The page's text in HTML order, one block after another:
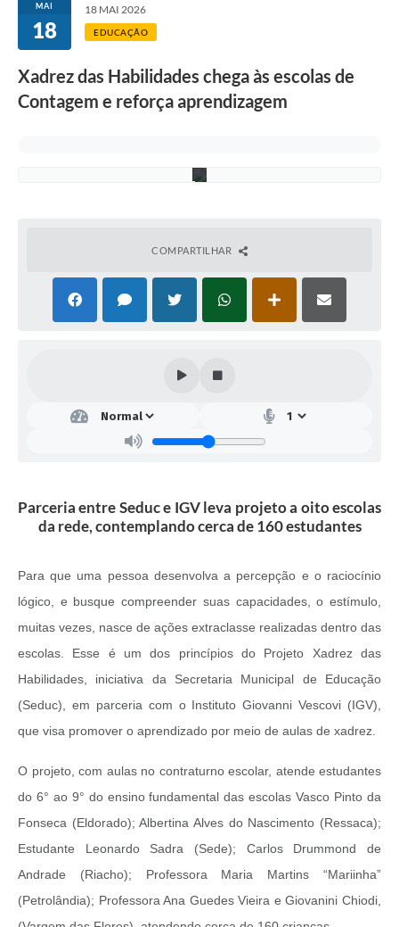
MAI
18
18 MAI 2026
EDUCAÇÃO
Xadrez das Habilidades chega às escolas de
Contagem e reforça aprendizagem
i
a
COMPARTILHAR
Parceria entre Seduc e IGV leva projeto a oito escolas
da rede, contemplando cerca de 160 estudantes
Para que uma pessoa desenvolva a percepção e o raciocínio
lógico, e busque compreender suas capacidades, o estímulo,
muitas vezes, nasce de ações extraclasse realizadas dentro das
escolas. Esse é um dos princípios do Projeto Xadrez das
Habilidades, iniciativa da Secretaria Municipal de Educação
(Seduc), em parceria com o Instituto Giovanni Vescovi (IGV),
que visa promover o aprendizado por meio de aulas de xadrez.
O projeto, com aulas no contraturno escolar, atende estudantes
do 6° ao 9° do ensino fundamental das escolas Vasco Pinto da
Fonseca (Eldorado); Albertina Alves do Nascimento (Ressaca);
Estudante Leonardo Sadra (Sede); Carlos Drummond de
Andrade (Riacho); Professora Maria Martins “Mariinha”
(Petrolândia); Professora Ana Guedes Vieira e Giovanini Chiodi,